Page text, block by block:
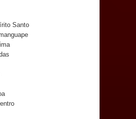
Bucal: Mais de 470 próteses
já foram entregues pela
de Sapé em 2026
Brandão: Tradicional Festa de
Santo